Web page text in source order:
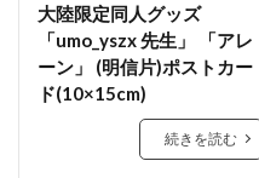
大陸限定同人グッズ
「umo_yszx 先生」 「アレ
ーン」 (明信片)ポストカー
ド(10×15cm)
続きを読む